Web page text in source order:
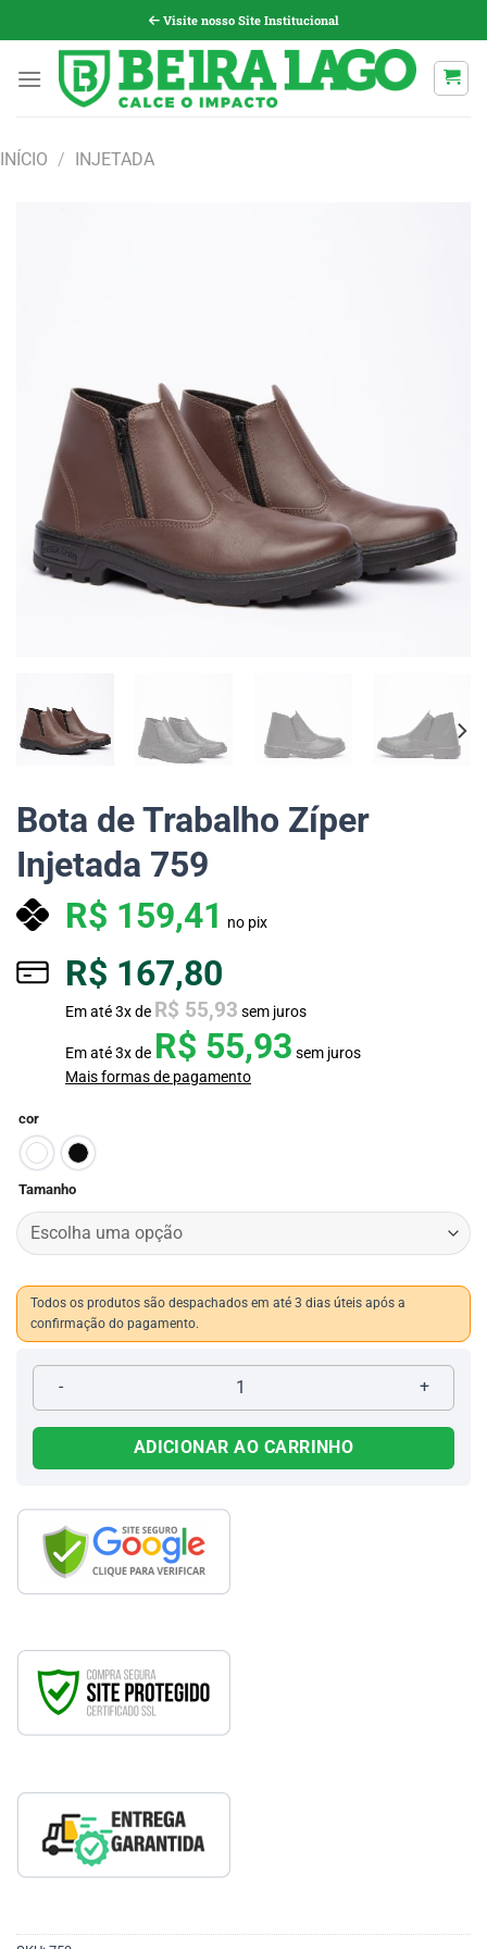
para
conteúdo
Visite nosso Site Institucional
INÍCIO / INJETADA
Bota de Trabalho Zíper
Injetada 759
R$ 159,41 no pix
R$ 167,80
Em até3x de R$ 55,93 sem juros
Em até3x de R$ 55,93 sem juros
Mais formas de pagamento
cor
Tamanho
Todos os produtos são despachados em até 3 dias úteis após a
confirmação do pagamento.
Bota de Trabalho Zíper Injetada 759 quantidade
ADICIONAR AO CARRINHO